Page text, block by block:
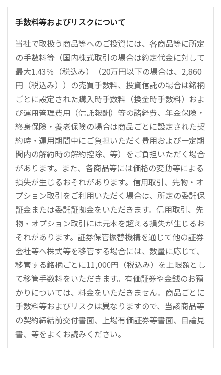
手数料等およびリスクについて
当社で取扱う商品等へのご投資には、各商品等に所定
の手数料等（国内株式取引の場合は約定代金に対して
最大1.43％（税込み）（20万円以下の場合は、2,860
円（税込み））の売買手数料、投資信託の場合は銘柄
ごとに設定された購入時手数料（換金時手数料）およ
び運用管理費用（信託報酬）等の諸経費、年金保険・
終身保険・養老保険の場合は商品ごとに設定された契
約時・運用期間中にご負担いただく費用および一定期
間内の解約時の解約控除、等）をご負担いただく場合
があります。また、各商品等には価格の変動等による
損失が生じるおそれがあります。信用取引、先物・オ
プション取引をご利用いただく場合は、所定の委託保
証金または委託証拠金をいただきます。信用取引、先
物・オプション取引には元本を超える損失が生じるお
それがあります。証券保管振替機構を通じて他の証券
会社等へ株式等を移管する場合には、数量に応じて、
移管する銘柄ごとに11,000円（税込み）を上限額とし
て移管手数料をいただきます。有価証券や金銭のお預
かりについては、料金をいただきません。商品ごとに
手数料等およびリスクは異なりますので、当該商品等
の契約締結前交付書面、上場有価証券等書面、目論見
書、等をよくお読みください。